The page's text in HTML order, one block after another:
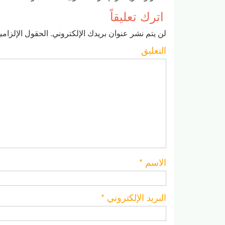
اترك تعليقاً
لن يتم نشر عنوان بريدك الإلكتروني. الحقول
التعليق
الاسم *
البريد الإلكتروني *